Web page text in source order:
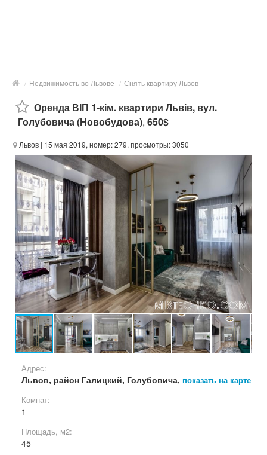
/ Недвижимость во Львове / Снять квартиру Львов
Оренда ВІП 1-кім. квартири Львів, вул.
Голубовича (Новобудова), 650$
Львов | 15 мая 2019, номер: 279, просмотры: 3050
Адрес:
Львов, район Галицкий, Голубовича, показать на карте
Комнат:
1
Площадь, м2:
45